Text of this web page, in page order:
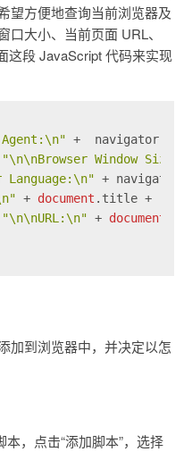
望方便地查询当前浏览器及
大小、当前页面 URL、
这段 JavaScript 代码来实现
+  navigator.
"\n\nBrowser Window
Language:\n" + navigator.
+ document . title +
"\n\nURL:\n" + document
加到浏览器中，并决定以怎
，点击“添加脚本”，选择